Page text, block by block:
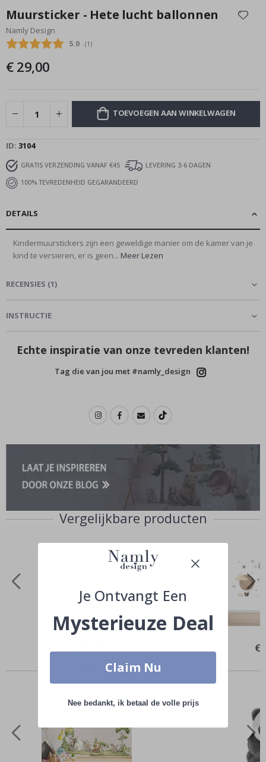
het
begin
van
afbeeldingen-
Muursticker - Hete lucht ballonnen
Namly Design
Gemiddelde beoordeling:
5.0 (aantal stemmen:
1 )
€ 29,00
TOEVOEGEN AAN WINKELWAGEN
ID 3104
GRATIS VERZENDING VANAF €45
LEVERING 3-6 DAGEN
100% TEVREDENHEID GEGARANDEERD
DETAILS
Kindermuurstickers zijn een geweldige manier om de kamer van je
kind te versieren, er is geen... Meer Lezen
RECENSIES (1)
INSTRUCTIE
Echte inspiratie van onze tevreden klanten!
Tag die van jou met #namly_design
Vergelijkbare producten
Price €
Anderen kochten ook
Je Ontvangt Een
Mysterieuze Deal
Claim Nu
Nee bedankt, ik betaal de volle prijs